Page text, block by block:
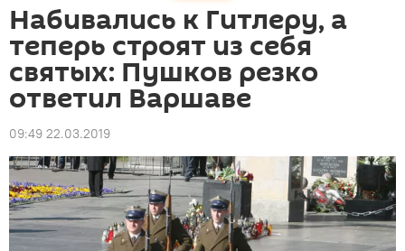
Набивались к Гитлеру, а
теперь строят из себя
святых: Пушков резко
ответил Варшаве
09:49 22.03.2019